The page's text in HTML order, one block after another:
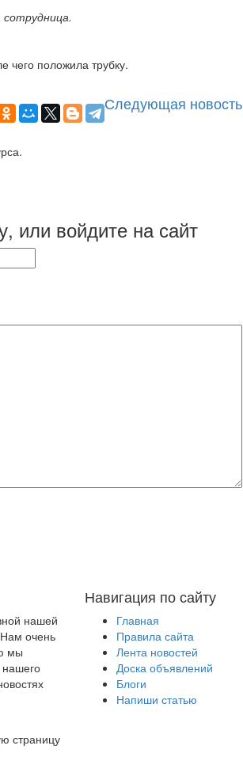
чего положила трубку.
Следующая новость
или войдите на сайт
нашей
очень
мы
нашего
страницу
Навигация по сайту
Главная
Правила сайта
Лента новостей
Доска объявлений
Блоги
Напиши статью